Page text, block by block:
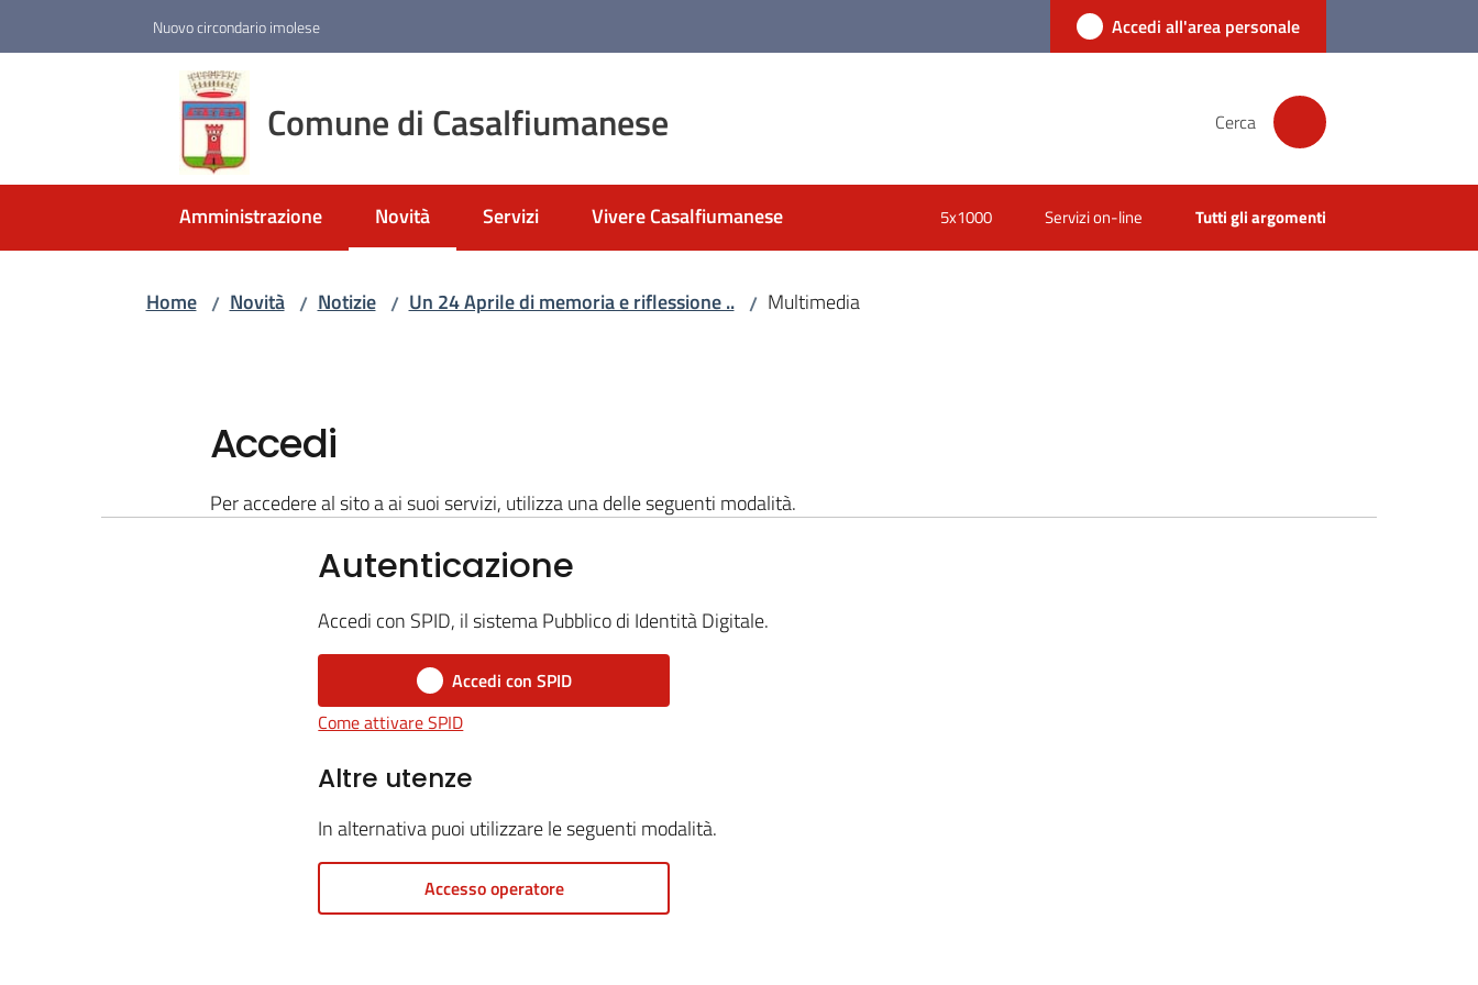
Nuovo circondario imolese Accedi all'area personale
Comune di Casalfiumanese Cerca
Amministrazione Novità
Menu selezionato
Servizi Vivere Casalfiumanese 5x1000 Servizi on-line Tutti gli argomenti
Home / Novità / Notizie / Un 24 Aprile di memoria e riflessione .. / Multimedia
Accedi
Per accedere al sito a ai suoi servizi, utilizza una delle seguenti modalità.
Autenticazione
Accedi con SPID, il sistema Pubblico di Identità Digitale.
Accedi con SPID
Come attivare SPID
Altre utenze
In alternativa puoi utilizzare le seguenti modalità.
Accesso operatore